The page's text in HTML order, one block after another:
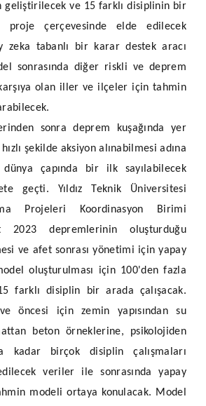
geliştirilecek ve 15 farklı disiplinin bir
proje çerçevesinde elde edilecek
zeka tabanlı bir karar destek aracı
sonrasında diğer riskli ve deprem
olan iller ve ilçeler için tahmin
sonra deprem kuşağında yer
şekilde aksiyon alınabilmesi adına
dünya çapında bir ilk sayılabilecek
geçti. Yıldız Teknik Üniversitesi
Projeleri Koordinasyon Birimi
2023 depremlerinin oluşturduğu
ve afet sonrası yönetimi için yapay
oluşturulması için 100'den fazla
farklı disiplin bir arada çalışacak.
öncesi için zemin yapısından su
beton örneklerine, psikolojiden
kadar birçok disiplin çalışmaları
veriler ile sonrasında yapay
modeli ortaya konulacak. Model